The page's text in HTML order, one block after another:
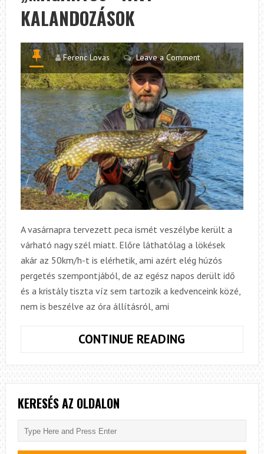
KALANDOZÁSOK
Ferenc Lovas Leave a Comment
A vasárnapra tervezett peca ismét veszélybe került a
várható nagy szél miatt. Előre láthatólag a lökések
akár az 50km/h-t is elérhetik, ami azért elég húzós
pergetés szempontjából, de az egész napos derült idő
és a kristály tiszta víz sem tartozik a kedvenceink közé,
nem is beszélve az óra állításról, ami
CONTINUE READING
KERESÉS AZ OLDALON